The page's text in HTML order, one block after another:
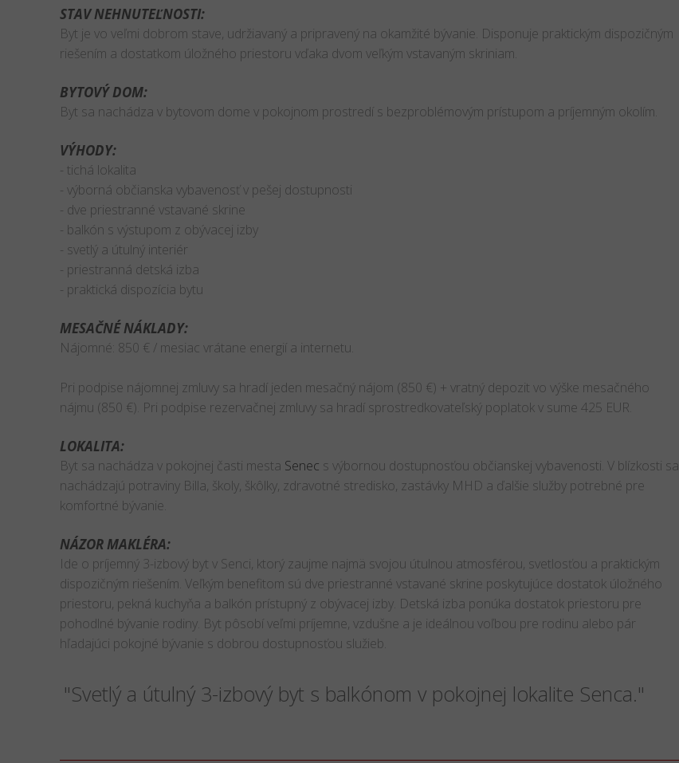
STAV NEHNUTEĽNOSTI:
Byt je vo veľmi dobrom stave, udržiavaný a pripravený na okamžité bývanie. Disponuje praktickým dispozičným
riešením a dostatkom úložného priestoru vďaka dvom veľkým vstavaným skriniam.
BYTOVÝ DOM:
Byt sa nachádza v bytovom dome v pokojnom prostredí s bezproblémovým prístupom a príjemným okolím.
VÝHODY:
- tichá lokalita
- výborná občianska vybavenosť v pešej dostupnosti
- dve priestranné vstavané skrine
- balkón s výstupom z obývacej izby
- svetlý a útulný interiér
- priestranná detská izba
- praktická dispozícia bytu
MESAČNÉ NÁKLADY:
Nájomné: 850 € / mesiac vrátane energií a internetu.
Pri podpise nájomnej zmluvy sa hradí jeden mesačný nájom (850 €) + vratný depozit vo výške mesačného
nájmu (850 €). Pri podpise rezervačnej zmluvy sa hradí sprostredkovateľský poplatok v sume 425 EUR.
LOKALITA:
Byt sa nachádza v pokojnej časti mesta Senec s výbornou dostupnosťou občianskej vybavenosti. V blízkosti sa
nachádzajú potraviny Billa, školy, škôlky, zdravotné stredisko, zastávky MHD a ďalšie služby potrebné pre
komfortné bývanie.
NÁZOR MAKLÉRA:
Ide o príjemný 3-izbový byt v Senci, ktorý zaujme najmä svojou útulnou atmosférou, svetlosťou a praktickým
dispozičným riešením. Veľkým benefitom sú dve priestranné vstavané skrine poskytujúce dostatok úložného
priestoru, pekná kuchyňa a balkón prístupný z obývacej izby. Detská izba ponúka dostatok priestoru pre
pohodlné bývanie rodiny. Byt pôsobí veľmi príjemne, vzdušne a je ideálnou voľbou pre rodinu alebo pár
hľadajúci pokojné bývanie s dobrou dostupnosťou služieb.
"Svetlý a útulný 3-izbový byt s balkónom v pokojnej lokalite Senca."